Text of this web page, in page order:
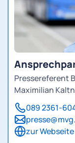
Pressereferent
Maximilian
089 2361-
zur Webseite